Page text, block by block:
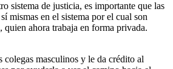
sistema de justicia, es importante que las
mismas en el sistema por el cual son
quien ahora trabaja en forma privada.
colegas masculinos y le da crédito al